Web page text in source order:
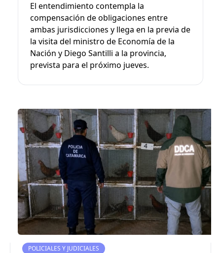
El entendimiento contempla la
compensación de obligaciones entre
ambas jurisdicciones y llega en la previa de
la visita del ministro de Economía de la
Nación y Diego Santilli a la provincia,
prevista para el próximo jueves.
POLICIALES Y JUDICIALES